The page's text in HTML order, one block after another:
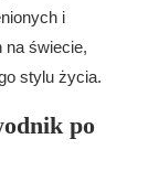
i
na świecie,
stylu życia.
po